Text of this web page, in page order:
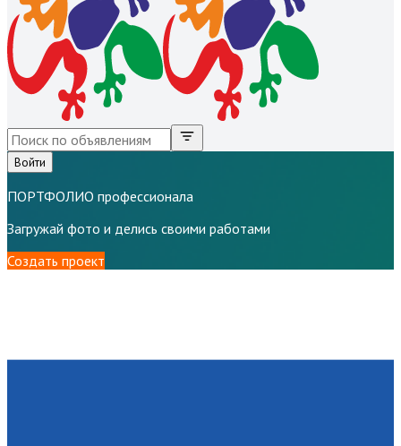
Войти
ПОРТФОЛИО профессионала
Загружай фото и делись своими работами
Создать проект